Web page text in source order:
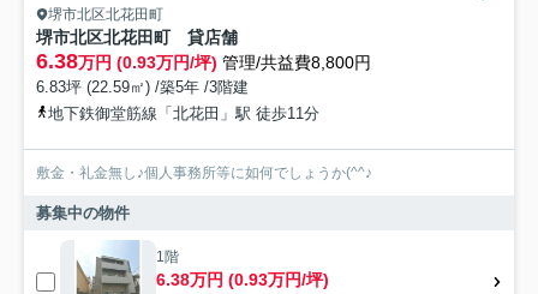
堺市北区北花田町
堺市北区北花田町 貸店舗
6.38万円 (0.93万円/坪) 管理/共益費8,800円
6.83坪 (22.59㎡) /築5年 /3階建
地下鉄御堂筋線「北花田」駅 徒歩11分
敷金・礼金無し♪個人事務所等に如何でしょうか(^^♪
募集中の物件
1階
6.38万円 (0.93万円/坪)